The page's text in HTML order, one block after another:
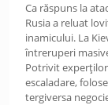
Ca răspuns la
Rusia a reluat
inamicului. La
întreruperi
Potrivit
escaladare,
tergiversa